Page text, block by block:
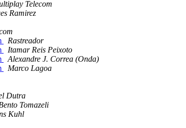
Telecom
Ramirez
Rastreador
Itamar Reis Peixoto
Alexandre J. Correa (Onda)
Marco Lagoa
Dutra
Tomazeli
Kuhl